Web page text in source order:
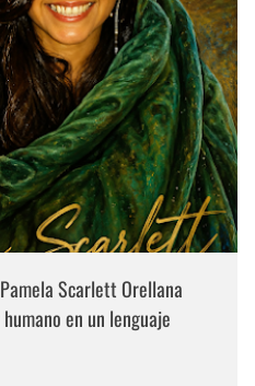
Scarlett Orellana
en un lenguaje